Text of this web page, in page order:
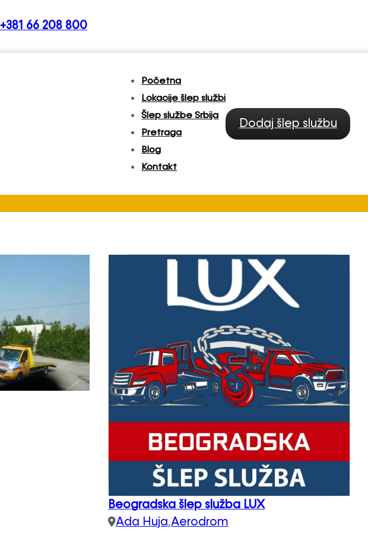
+381 66 208 800
Početna
Lokacije šlep službi
Šlep službe Srbija
Pretraga
Blog
Kontakt
Dodaj šlep službu
Beogradska šlep služba LUX
Ada Huja,Aerodrom